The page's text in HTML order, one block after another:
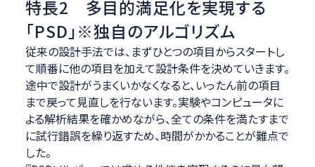
特長2 多目的満足化を実現する
「PSD」※独自のアルゴリズム
従来の設計手法では、まずひとつの項目からスタートし
て順番に他の項目を加えて設計条件を決めていきます。
途中で設計がうまくいかなくなると、いったん前の項目
まで戻って見直しを行ないます。実験やコンピュータに
よる解析結果を確かめながら、全ての条件を満たすまで
に試行錯誤を繰り返すため、時間がかかることが難点で
した。